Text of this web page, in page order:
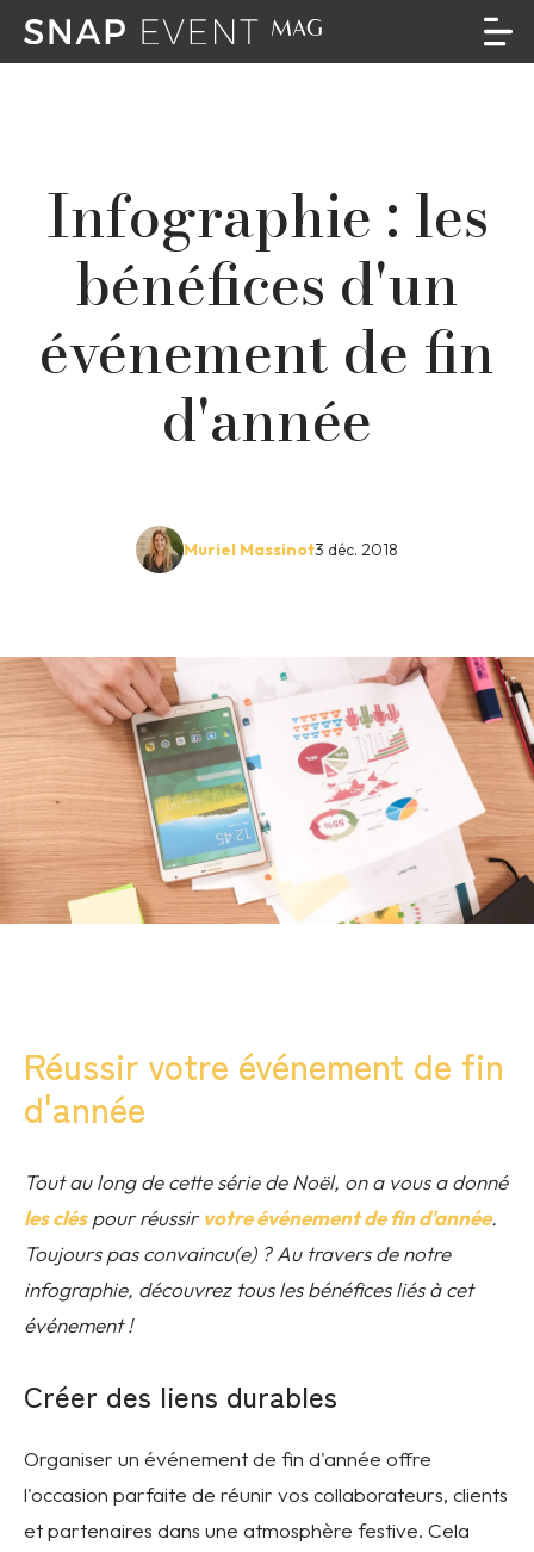
Infographie : les
bénéfices d'un
événement de fin
d'année
3 déc. 2018
Muriel Massinot
Réussir votre événement de fin
d'année
Tout au long de cette série de Noël, on a vous a donné
les cléspour réussirvotre événement de fin d'année.
Toujours pas convaincu(e) ? Au travers de notre
infographie, découvrez tous les bénéfices liés à cet
événement !
Créer des liens durables
Organiser un événement de fin d'année offre
l'occasion parfaite de réunir vos collaborateurs, clients
et partenaires dans une atmosphère festive. Cela